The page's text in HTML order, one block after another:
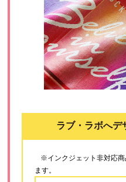
ラブ・ラボへデ
※インクジェット非対応
ます。